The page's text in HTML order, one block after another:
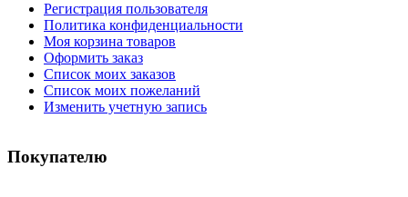
Регистрация пользователя
Политика конфиденциальности
Моя корзина товаров
Оформить заказ
Список моих заказов
Список моих пожеланий
Изменить учетную запись
Покупателю